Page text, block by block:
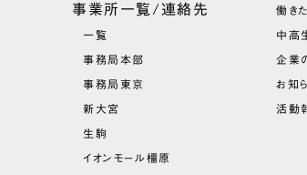
事業所一覧/連絡先
一覧
事務局本部
事務局東京
新大宮
生駒
イオンモール橿原
働き
中高
企業
お知
活動